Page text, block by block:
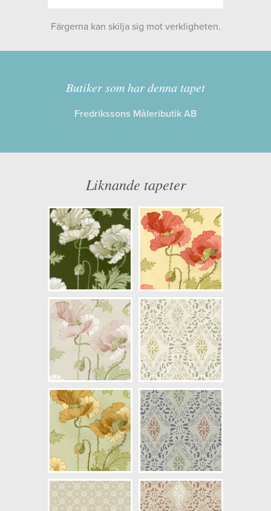
Kollektion:
Anno II
Information
Längd x Bredd: 10,05 x 0,53
Artikelnummer: 8089
NCS Bottenkulör: S2005-G70Y
Färg: Grön, Vitaktig
Mönster: Historiskt,
Stormönstrad
Struktur: Limtryck
Cirkapris: 1099,00 kr
(Kontakta din färghandlare för
exakt pris.)
Färgerna kan skilja sig mot verkligheten.
Butiker som har denna tapet
Fredrikssons Måleributik AB
Liknande tapeter